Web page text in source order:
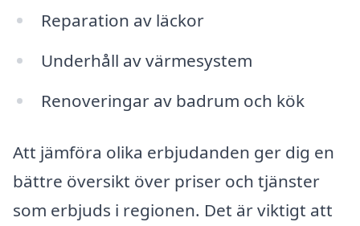
Reparation av läckor
Underhåll av värmesystem
Renoveringar av badrum och kök
Att jämföra olika erbjudanden ger dig en
bättre översikt över priser och tjänster
som erbjuds i regionen. Det är viktigt att